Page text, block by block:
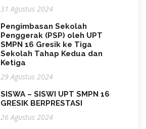
31 Agustus 2024
Pengimbasan Sekolah
Penggerak (PSP) oleh UPT
SMPN 16 Gresik ke Tiga
Sekolah Tahap Kedua dan
Ketiga
29 Agustus 2024
SISWA – SISWI UPT SMPN 16
GRESIK BERPRESTASI
26 Agustus 2024